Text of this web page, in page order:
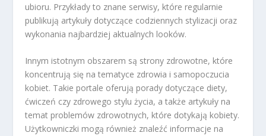
ubioru. Przykłady to znane serwisy, które regularnie
publikują artykuły dotyczące codziennych stylizacji oraz
wykonania najbardziej aktualnych looków.
Innym istotnym obszarem są strony zdrowotne, które
koncentrują się na tematyce zdrowia i samopoczucia
kobiet. Takie portale oferują porady dotyczące diety,
ćwiczeń czy zdrowego stylu życia, a także artykuły na
temat problemów zdrowotnych, które dotykają kobiety.
Użytkowniczki mogą również znaleźć informacje na